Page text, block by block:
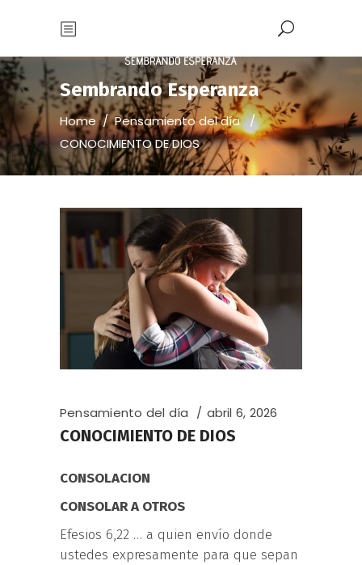
Sembrando Esperanza
Home/Pensamiento del día/
CONOCIMIENTO DE DIOS
Pensamiento del día abril 6, 2026
CONOCIMIENTO DE DIOS
CONSOLACION
CONSOLAR A OTROS
Efesios 6,22 … a quien envío donde
ustedes expresamente para que sepan